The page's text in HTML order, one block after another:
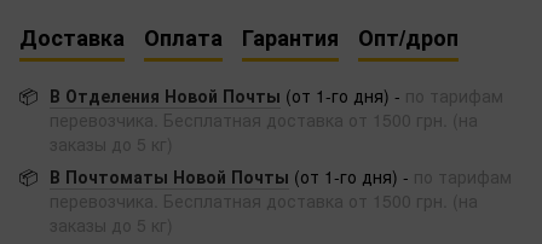
Доставка Оплата Гарантия Опт/дроп
📦 В Отделения Новой Почты (от 1-го дня) - по тарифам
перевозчика. Бесплатная доставка от 1500 грн. (на
заказы до 5 кг)
📦 В Почтоматы Новой Почты (от 1-го дня) - по тарифам
перевозчика. Бесплатная доставка от 1500 грн. (на
заказы до 5 кг)